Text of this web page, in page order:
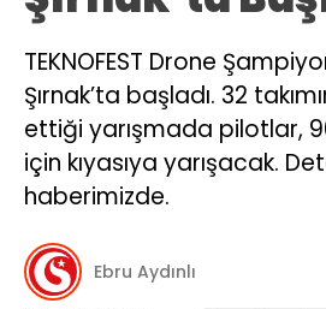
TEKNOFEST Drone
Şırnak’ta başladı. 32
ettiği yarışmada pilotlar,
için kıyasıya yarışacak.
haberimizde.
Ebru Aydınlı